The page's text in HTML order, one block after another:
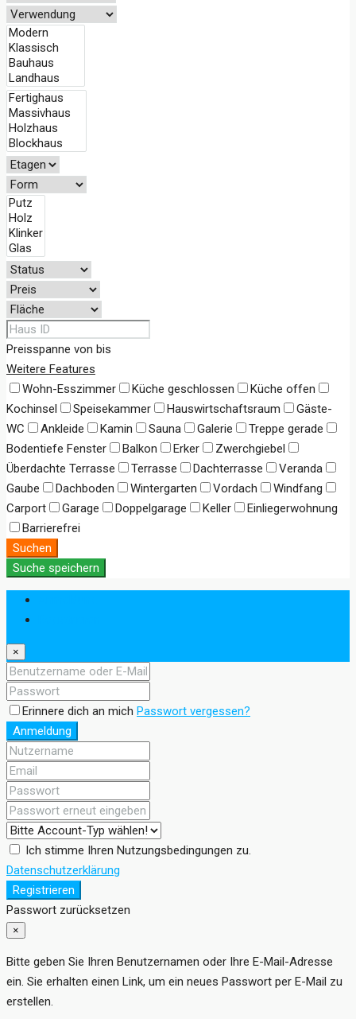
Preisspanne von bis
Weitere Features
Wohn-Esszimmer
Küche geschlossen
Küche offen
Kochinsel
Speisekammer Hauswirtschaftsraum
Gäste-
WC
Ankleide Kamin Sauna Galerie
Treppe gerade
Bodentiefe Fenster
Balkon Erker
Zwerchgiebel
Überdachte Terrasse
Terrasse Dachterrasse
Veranda
Gaube
Dachboden Wintergarten Vordach
Windfang
Carport
Garage Doppelgarage Keller
Einliegerwohnung
Barrierefrei
Suchen
Suche speichern
×
Erinnere dich an mich Passwort vergessen?
Anmeldung
Ich stimme Ihren Nutzungsbedingungen zu.
Datenschutzerklärung
Registrieren
Passwort zurücksetzen
×
Bitte geben Sie Ihren Benutzernamen oder Ihre E-Mail-Adresse
ein. Sie erhalten einen Link, um ein neues Passwort per E-Mail zu
erstellen.